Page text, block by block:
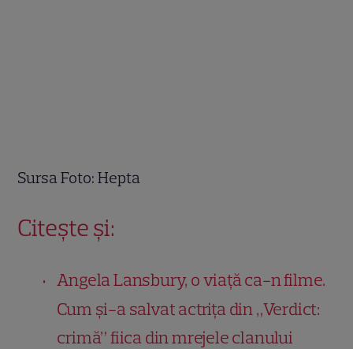
Sursa Foto: Hepta
Citește și:
Angela Lansbury, o viață ca-n filme.
Cum și-a salvat actriţa din „Verdict:
crimă” fiica din mrejele clanului